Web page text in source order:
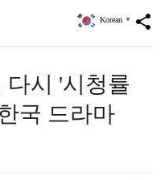
share
Korean ▼
시 '시청률
국 드라마